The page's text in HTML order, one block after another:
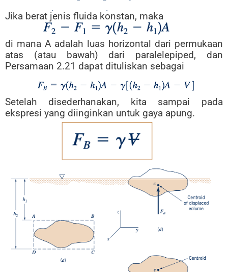
Jika berat jenis fluida konstan, maka
di mana A adalah luas horizontal dari permukaan
atas (atau bawah) dari paralelepiped, dan
Persamaan 2.21 dapat dituliskan sebagai
Setelah disederhanakan, kita sampai pada
ekspresi yang diinginkan untuk gaya apung.